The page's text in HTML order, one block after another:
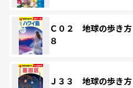
Ｃ０２ 地球の歩き
８
Ｊ３３ 地球の歩き